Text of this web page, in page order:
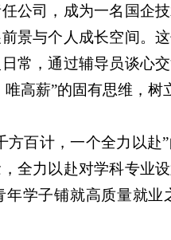
公司，成为一名国企
景与个人成长空间。
常，通过辅导员谈心
高薪”的固有思维，树
方百计，一个全力以
全力以赴对学科专业
学子铺就高质量就